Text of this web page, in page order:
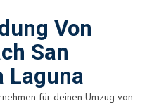
Von
San
Laguna
für deinen Umzug von